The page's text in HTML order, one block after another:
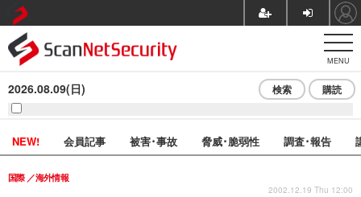
MENU
2026.08.09(日) 検索 購読
NEW! 会員記事 被害･事故 脅威･脆弱性 調査･報告
国際 海外情報
2002.12.19 Thu 12:00